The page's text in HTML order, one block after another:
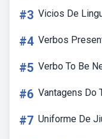
#3 Vicios De
#4 Verbos
#5 Verbo To Be
#6 Vantagens Do
#7 Uniforme De